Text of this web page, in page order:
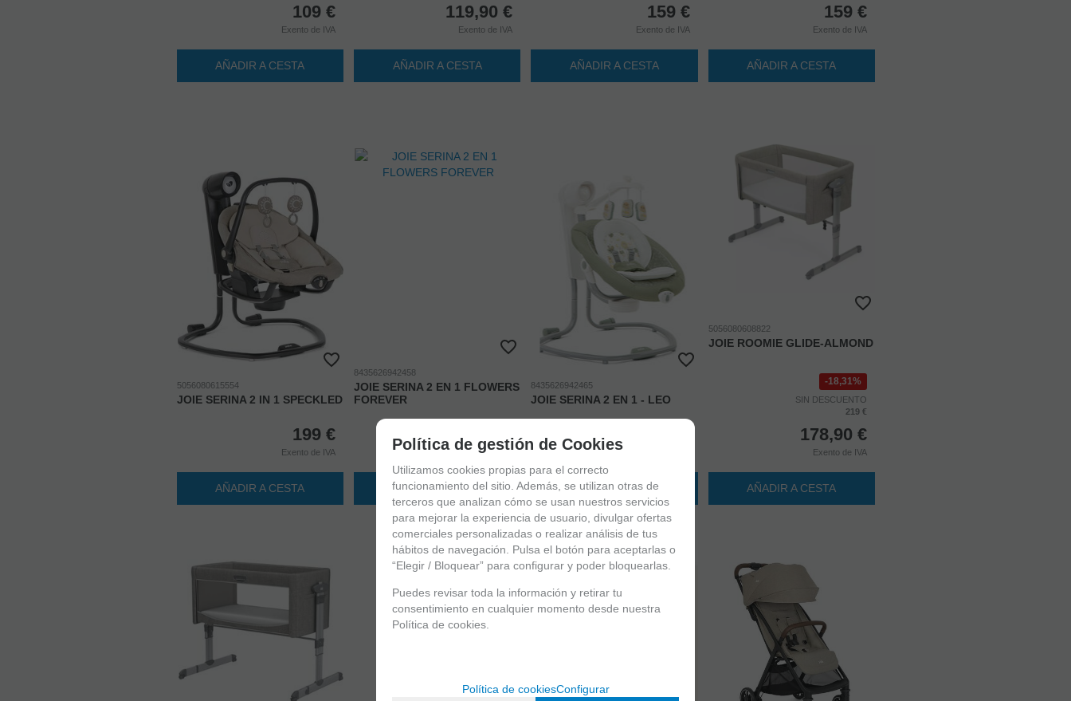
109 €
Exento de IVA
AÑADIR A CESTA
119,90 €
Exento de IVA
AÑADIR A CESTA
159 €
Exento de IVA
AÑADIR A CESTA
159 €
Exento de IVA
AÑADIR A CESTA
5056080615554
JOIE SERINA 2 IN 1 SPECKLED
199 €
Exento de IVA
AÑADIR A CESTA
8435626942458
JOIE SERINA 2 EN 1 FLOWERS
FOREVER
€
Exento de IVA
AÑADIR A CESTA
8435626942465
JOIE SERINA 2 EN 1 - LEO
AÑADIR A CESTA
5056080608822
JOIE ROOMIE GLIDE-ALMOND
18,31%
SIN DESCUENTO
219 €
178,90 €
Exento de IVA
AÑADIR A CESTA
Política de gestión de Cookies
Utilizamos cookies propias para el correcto
funcionamiento del sitio. Además, se utilizan otras de
terceros que analizan cómo se usan nuestros servicios
para mejorar la experiencia de usuario, divulgar ofertas
comerciales personalizadas o realizar análisis de tus
hábitos de navegación. Pulsa el botón para aceptarlas o
“Elegir / Bloquear” para configurar y poder bloquearlas.
Puedes revisar toda la información y retirar tu
consentimiento en cualquier momento desde nuestra
Política de cookies.
Política de cookiesConfigurar